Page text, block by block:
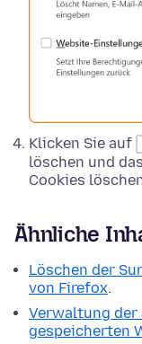
Klicken Sie auf
löschen und
Cookies
Ähnliche
Löschen der
von Firefox.
Verwaltung der
gespeicherten